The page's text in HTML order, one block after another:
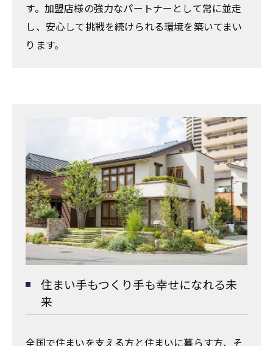
す。加盟店様の強力なパートナーとして常に並走
し、安心して挑戦を続けられる環境を築いてまい
ります。
住まい手もつくり手も幸せになれる未
来
全国で住まいを支える方と住まいに暮らす方、そ